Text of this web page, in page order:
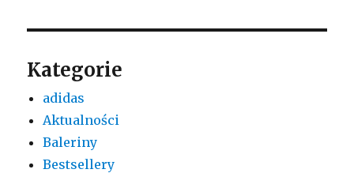
Kategorie
adidas
Aktualności
Baleriny
Bestsellery